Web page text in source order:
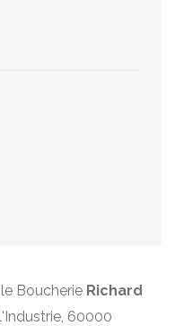
Boucherie Richard
60000